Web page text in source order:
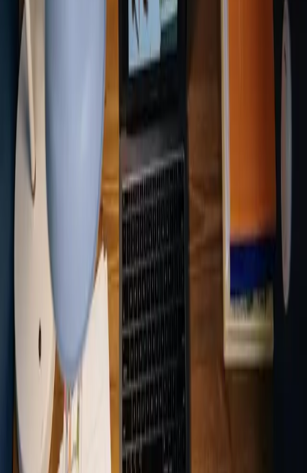
Schülerleistungen und Lernstile analysiert und adaptive
Erfahrungen schafft, die auf individuelle Bedürfnisse
eingehen.
Automatisierung administrativer
Aufgaben
KI kann Bewertungen und Verwaltungsarbeit übernehmen,
sodass Lehrkräften mehr Zeit für die direkte Interaktion mit
Schülerinnen und Schülern und für fokussierten Unterricht
bleibt.
Intelligente Unterrichtswerkzeuge
KI-gestützte Unterrichtswerkzeuge können dynamische
und interaktive Lernumgebungen schaffen, einschließlich
Simulationen und adaptiven Übungen.
Frühe Erkennung von
Lernschwierigkeiten
Datenanalysen helfen dabei, frühe Warnsignale zu erkennen
und ermöglichen schnelle Interventionen für Lernende mit
Schwierigkeiten.
Sprachunterstützung und Übersetzung
KI bietet Sprachunterstützung und Übersetzungsdienste
und schafft so inklusive Umgebungen für mehrsprachige